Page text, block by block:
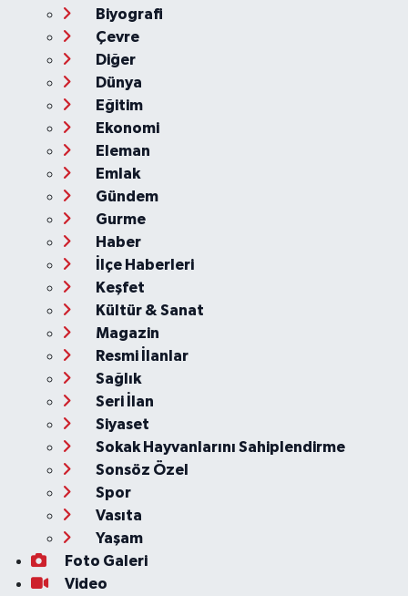
Biyografi
Çevre
Diğer
Dünya
Eğitim
Ekonomi
Eleman
Emlak
Gündem
Gurme
Haber
İlçe Haberleri
Keşfet
Kültür & Sanat
Magazin
Resmi İlanlar
Sağlık
Seri İlan
Siyaset
Sokak Hayvanlarını Sahiplendirme
Sonsöz Özel
Spor
Vasıta
Yaşam
Foto Galeri
Video